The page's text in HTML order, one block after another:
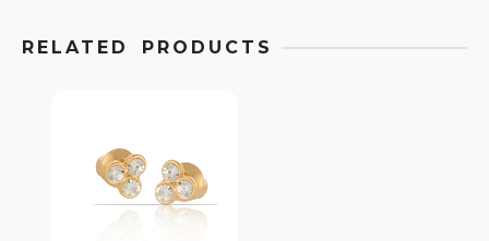
RELATED PRODUCTS